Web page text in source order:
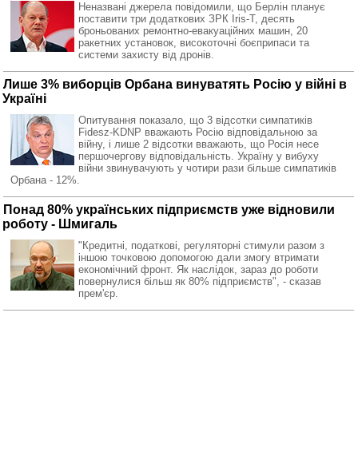
Неназвані джерела повідомили, що Берлін планує
поставити три додаткових ЗРК Iris-T, десять
броньованих ремонтно-евакуаційних машин, 20
ракетних установок, високоточні боєприпаси та
системи захисту від дронів.
Лише 3% виборців Орбана винуватять Росію у війні в
Україні
Опитування показало, що 3 відсотки симпатиків
Fidesz-KDNP вважають Росію відповідальною за
війну, і лише 2 відсотки вважають, що Росія несе
першочергову відповідальність. Україну у вибуху
війни звинувачують у чотири рази більше симпатиків
Орбана - 12%.
Понад 80% українських підприємств уже відновили
роботу - Шмигаль
"Кредитні, податкові, регуляторні стимули разом з
іншою точковою допомогою дали змогу втримати
економічний фронт. Як наслідок, зараз до роботи
повернулися більш як 80% підприємств", - сказав
прем'єр.